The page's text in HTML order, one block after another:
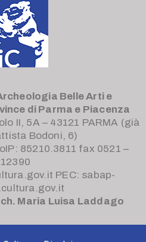
Belle Arti e
di Parma e Piacenza
II, 5A – 43121 PARMA (già
Bodoni, 6)
85210.3811 fax 0521 –
PEC: sabap-
Maria Luisa Laddago